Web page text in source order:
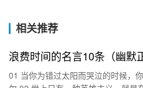
相关推荐
浪费时间的名言10条（幽默
01 当你为错过太阳而哭泣的时候